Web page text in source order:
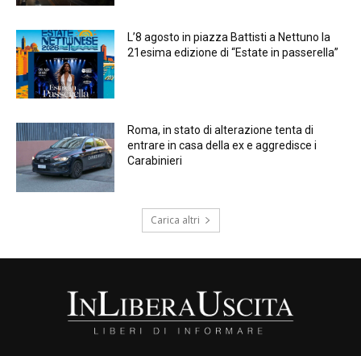
L’8 agosto in piazza Battisti a Nettuno la
21esima edizione di “Estate in passerella”
Roma, in stato di alterazione tenta di
entrare in casa della ex e aggredisce i
Carabinieri
Carica altri